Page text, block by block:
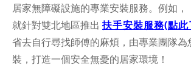
居家無障礙設施的專業安裝服務。例如
就針對雙北地區推出 扶手安裝服務(點此
省去自行尋找師傅的麻煩，由專業團隊為
裝，打造一個安全無憂的居家環境！